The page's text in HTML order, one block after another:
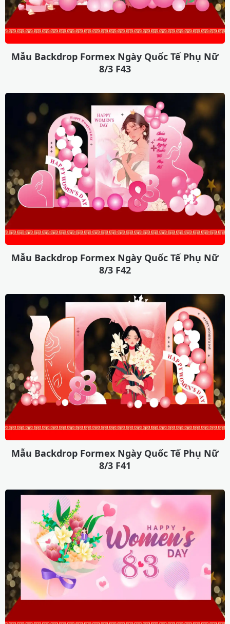
Mẫu Backdrop Formex Ngày Quốc Tế Phụ Nữ
8/3 F43
Mẫu Backdrop Formex Ngày Quốc Tế Phụ Nữ
8/3 F42
Mẫu Backdrop Formex Ngày Quốc Tế Phụ Nữ
8/3 F41